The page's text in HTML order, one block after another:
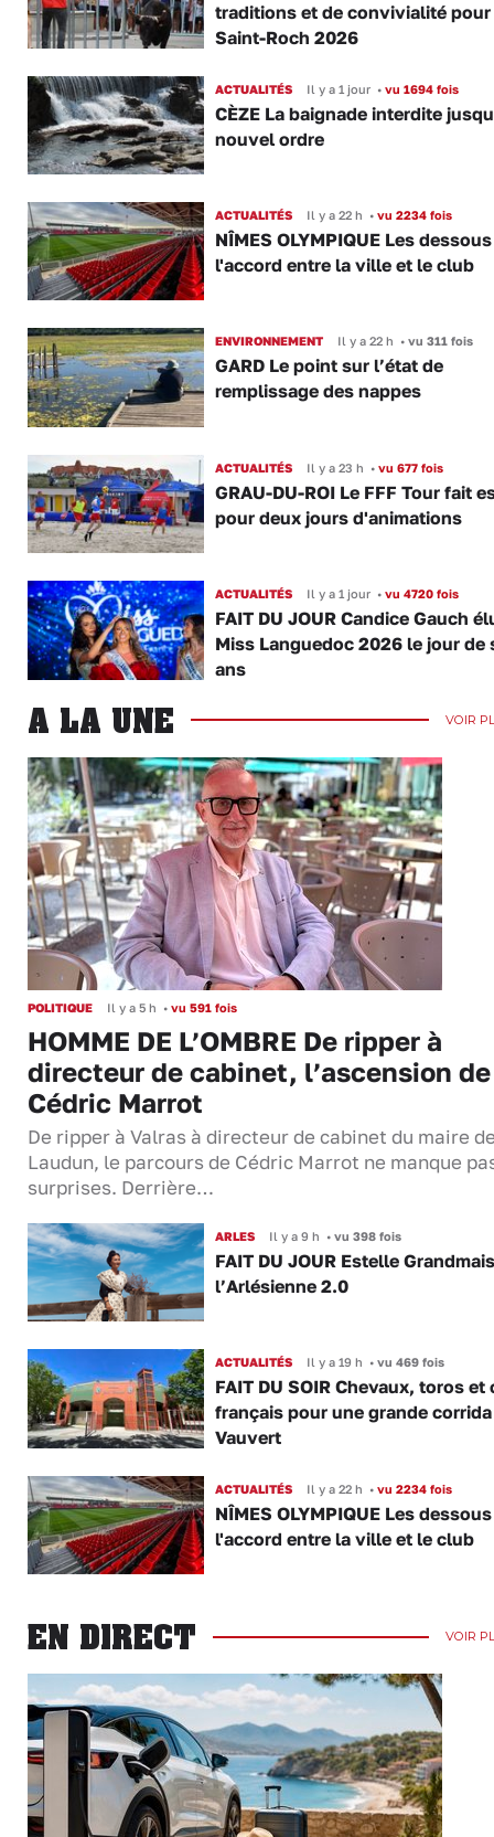
traditions et de convivialité pour
Saint-Roch 2026
ACTUALITÉS Il y a 1 jour •vu 1694 fois
CÈZE La baignade interdite
nouvel ordre
ACTUALITÉS Il y a 22 h •vu 2234 fois
NÎMES OLYMPIQUE Les
l'accord entre la ville et le club
ENVIRONNEMENT Il y a 22 h •vu 311 fois
GARD Le point sur l’état de
remplissage des nappes
ACTUALITÉS Il y a 23 h •vu 677 fois
GRAU-DU-ROI Le FFF Tour fait
pour deux jours d'animations
ACTUALITÉS Il y a 1 jour •vu 4720 fois
FAIT DU JOUR Candice Gauch
Miss Languedoc 2026 le jour de
ans
A LA UNE VOIR
POLITIQUE Il y a 5 h • vu 591 fois
HOMME DE L’OMBRE De ripper à
directeur de cabinet, l’ascension de
Cédric Marrot
De ripper à Valras à directeur de cabinet du maire
Laudun, le parcours de Cédric Marrot ne manque
surprises. Derrière…
ARLES Il y a 9 h •vu 398 fois
FAIT DU JOUR Estelle
l’Arlésienne 2.0
ACTUALITÉS Il y a 19 h •vu 469 fois
FAIT DU SOIR Chevaux, toros et
français pour une grande corrida
Vauvert
ACTUALITÉS Il y a 22 h •vu 2234 fois
NÎMES OLYMPIQUE Les
l'accord entre la ville et le club
EN DIRECT VOIR